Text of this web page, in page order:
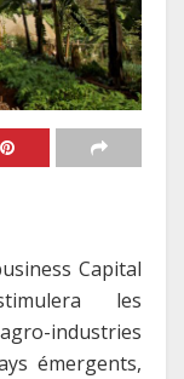
Capital
les
industries
émergents,